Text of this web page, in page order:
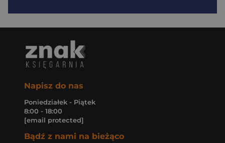
Napisz do nas
Poniedziałek - Piątek
8:00 - 18:00
[email protected]
Bądź z nami na bieżąco